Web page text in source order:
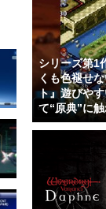
シリーズ第1
くも色褪せ
ト』遊びや
て“原典”に